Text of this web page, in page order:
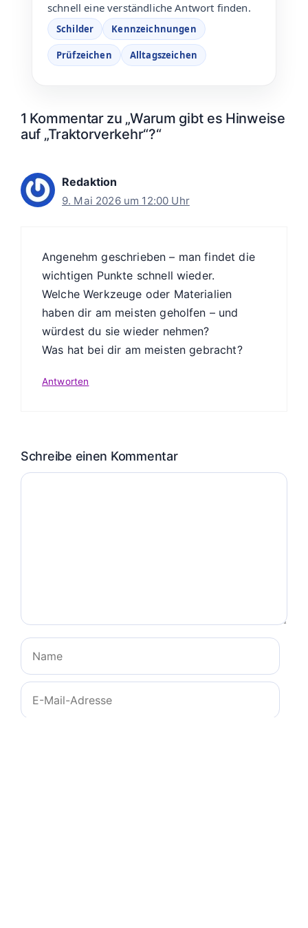
schnell eine verständliche Antwort finden.
Schilder Kennzeichnungen
Prüfzeichen Alltagszeichen
1 Kommentar zu „Warum gibt es Hinweise
auf „Traktorverkehr“?“
Redaktion
9. Mai 2026 um 12:00 Uhr
Angenehm geschrieben – man findet die
wichtigen Punkte schnell wieder.
Welche Werkzeuge oder Materialien
haben dir am meisten geholfen – und
würdest du sie wieder nehmen?
Was hat bei dir am meisten gebracht?
Antworten
Schreibe einen Kommentar
Kommentar
Name
E-
Mail-